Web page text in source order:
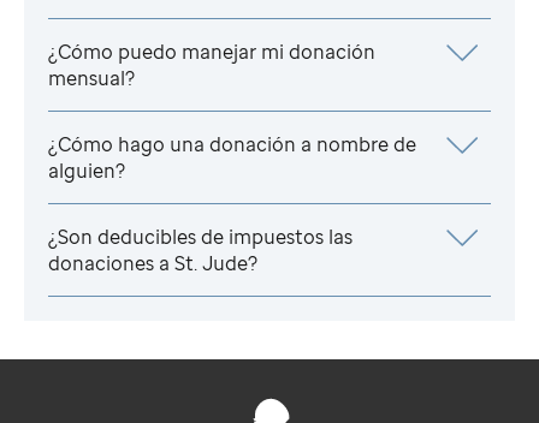
¿Cómo puedo manejar mi donación
mensual?
¿Cómo hago una donación a nombre de
alguien?
¿Son deducibles de impuestos las
donaciones a St. Jude?